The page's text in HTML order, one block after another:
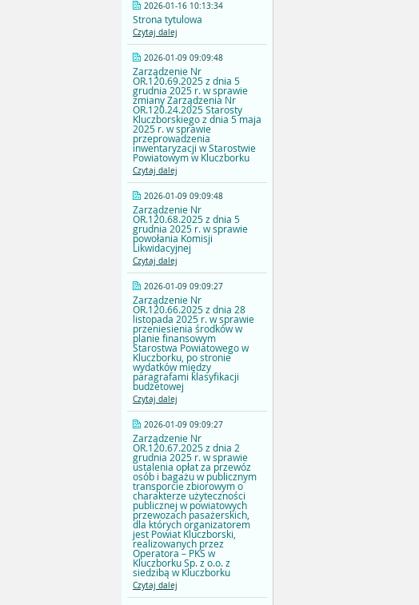
2026-01-16 10:13:34
Strona tytulowa
Czytaj dalej
2026-01-09 09:09:48
Zarządzenie Nr
OR.120.69.2025 z dnia 5
grudnia 2025 r. w sprawie
zmiany Zarządzenia Nr
OR.120.24.2025 Starosty
Kluczborskiego z dnia 5 maja
2025 r. w sprawie
przeprowadzenia
inwentaryzacji w Starostwie
Powiatowym w Kluczborku
Czytaj dalej
2026-01-09 09:09:48
Zarządzenie Nr
OR.120.68.2025 z dnia 5
grudnia 2025 r. w sprawie
powołania Komisji
Likwidacyjnej
Czytaj dalej
2026-01-09 09:09:27
Zarządzenie Nr
OR.120.66.2025 z dnia 28
listopada 2025 r. w sprawie
przeniesienia środków w
planie finansowym
Starostwa Powiatowego w
Kluczborku, po stronie
wydatków między
paragrafami klasyfikacji
budżetowej
Czytaj dalej
2026-01-09 09:09:27
Zarządzenie Nr
OR.120.67.2025 z dnia 2
grudnia 2025 r. w sprawie
ustalenia opłat za przewóz
osób i bagażu w publicznym
transporcie zbiorowym o
charakterze użyteczności
publicznej w powiatowych
przewozach pasażerskich,
dla których organizatorem
jest Powiat Kluczborski,
realizowanych przez
Operatora – PKS w
Kluczborku Sp. z o.o. z
siedzibą w Kluczborku
Czytaj dalej